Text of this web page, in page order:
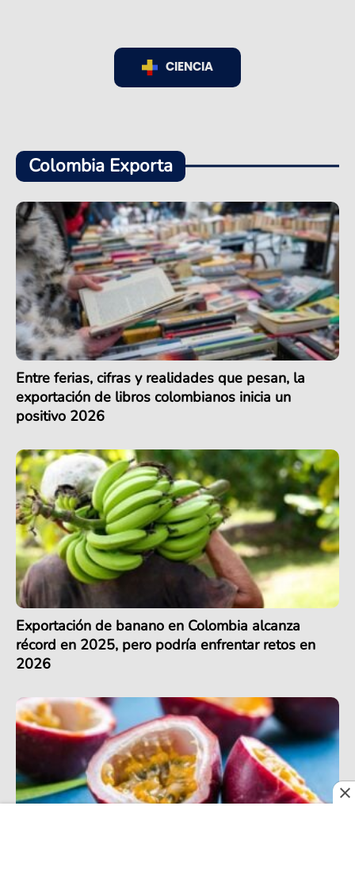
CIENCIA
Colombia Exporta
Entre ferias, cifras y realidades que pesan, la
exportación de libros colombianos inicia un
positivo 2026
Exportación de banano en Colombia alcanza
récord en 2025, pero podría enfrentar retos en
2026